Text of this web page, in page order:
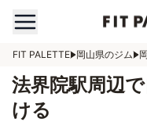
FIT PALETTE 岡山県のジム
法界院駅周辺
ける